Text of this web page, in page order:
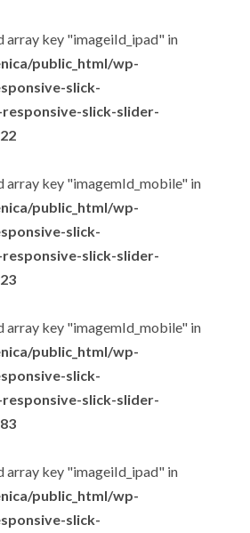
array key "imageiId_ipad" in
public_html/wp-
slick-
slick-slider-
array key "imagemId_mobile" in
public_html/wp-
slick-
slick-slider-
array key "imagemId_mobile" in
public_html/wp-
slick-
slick-slider-
array key "imageiId_ipad" in
public_html/wp-
slick-